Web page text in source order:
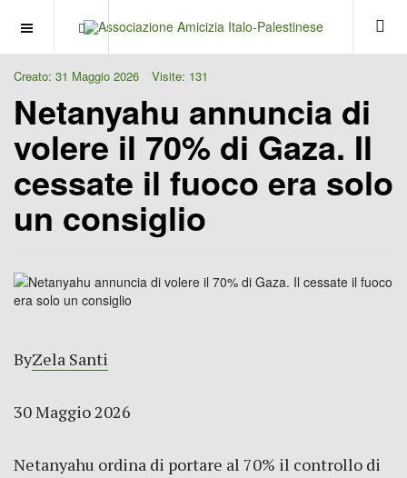
OFF CANVAS
Creato: 31 Maggio 2026 Visite: 131
Netanyahu annuncia di
volere il 70% di Gaza. Il
cessate il fuoco era solo
un consiglio
ByZela Santi
30 Maggio 2026
Netanyahu ordina di portare al 70% il controllo di